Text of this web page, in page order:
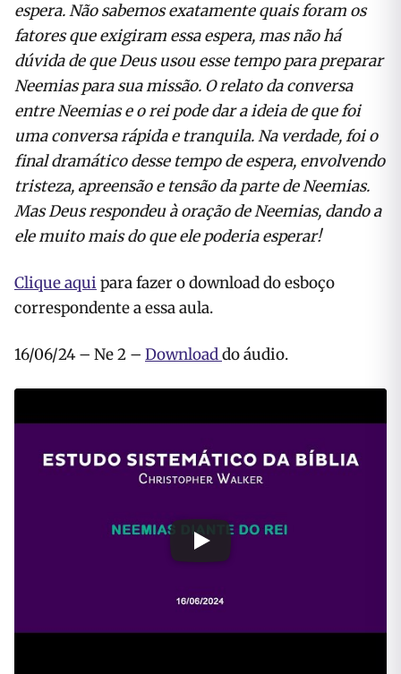
espera. Não sabemos exatamente quais foram os
fatores que exigiram essa espera, mas não há
dúvida de que Deus usou esse tempo para preparar
Neemias para sua missão. O relato da conversa
entre Neemias e o rei pode dar a ideia de que foi
uma conversa rápida e tranquila. Na verdade, foi o
final dramático desse tempo de espera, envolvendo
tristeza, apreensão e tensão da parte de Neemias.
Mas Deus respondeu à oração de Neemias, dando a
ele muito mais do que ele poderia esperar!
Clique aqui para fazer o download do esboço
correspondente a essa aula.
16/06/24 – Ne 2 – Downloaddo áudio.